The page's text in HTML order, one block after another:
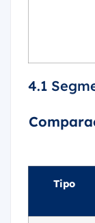
4.1
Tipo